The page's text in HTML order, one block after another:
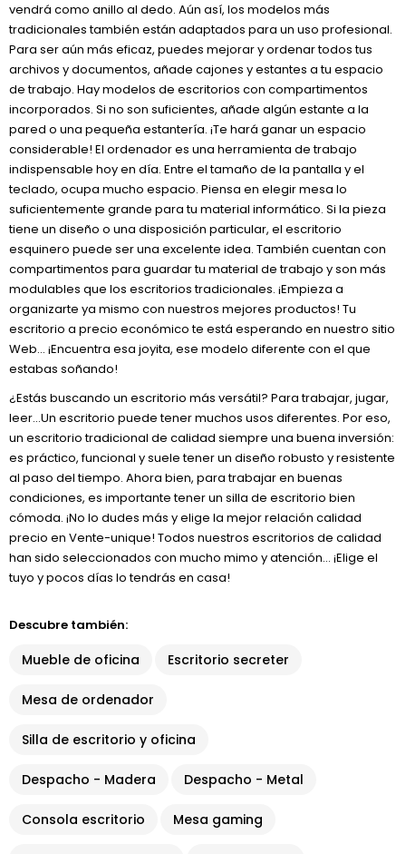
vendrá como anillo al dedo. Aún así, los modelos más
tradicionales también están adaptados para un uso profesional.
Para ser aún más eficaz, puedes mejorar y ordenar todos tus
archivos y documentos, añade cajones y estantes a tu espacio
de trabajo. Hay modelos de escritorios con compartimentos
incorporados. Si no son suficientes, añade algún estante a la
pared o una pequeña estantería. ¡Te hará ganar un espacio
considerable! El ordenador es una herramienta de trabajo
indispensable hoy en día. Entre el tamaño de la pantalla y el
teclado, ocupa mucho espacio. Piensa en elegir mesa lo
suficientemente grande para tu material informático. Si la pieza
tiene un diseño o una disposición particular, el escritorio
esquinero puede ser una excelente idea. También cuentan con
compartimentos para guardar tu material de trabajo y son más
modulables que los escritorios tradicionales. ¡Empieza a
organizarte ya mismo con nuestros mejores productos! Tu
escritorio a precio económico te está esperando en nuestro sitio
Web… ¡Encuentra esa joyita, ese modelo diferente con el que
estabas soñando!
¿Estás buscando un escritorio más versátil? Para trabajar, jugar,
leer…Un escritorio puede tener muchos usos diferentes. Por eso,
un escritorio tradicional de calidad siempre una buena inversión:
es práctico, funcional y suele tener un diseño robusto y resistente
al paso del tiempo. Ahora bien, para trabajar en buenas
condiciones, es importante tener un silla de escritorio bien
cómoda. ¡No lo dudes más y elige la mejor relación calidad
precio en Vente-unique! Todos nuestros escritorios de calidad
han sido seleccionados con mucho mimo y atención… ¡Elige el
tuyo y pocos días lo tendrás en casa!
Descubre también:
Mueble de oficina Escritorio secreter
Mesa de ordenador
Silla de escritorio y oficina
Despacho - Madera Despacho - Metal
Consola escritorio Mesa gaming